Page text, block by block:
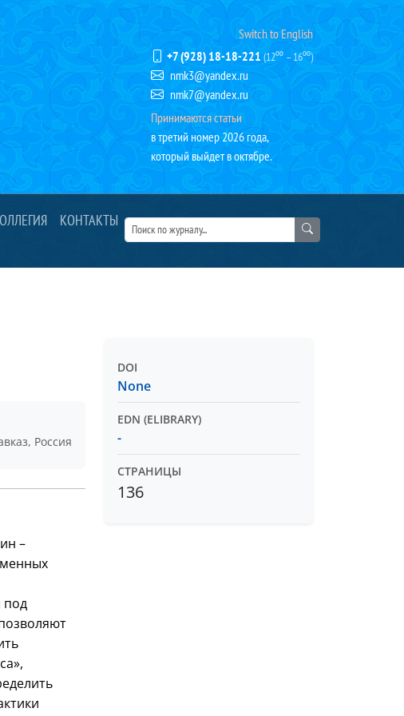
Switch to English
+7 (928) 18-18-221 (12⁰⁰ – 16⁰⁰)
nmk3@yandex.ru
nmk7@yandex.ru
Принимаются статьи
в третий номер 2026 года,
который выйдет в октябре.
КОНТАКТЫ
Россия
–
под
DOI
None
EDN (ELIBRARY)
-
СТРАНИЦЫ
136